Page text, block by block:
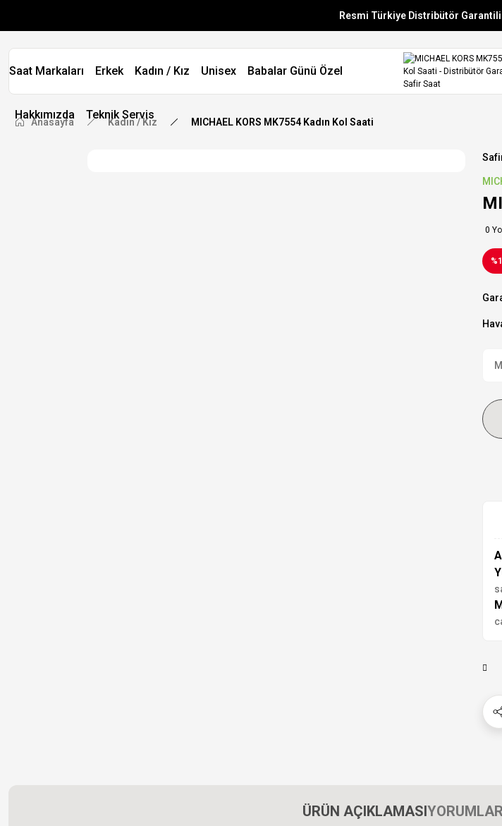
Resmi Türkiye Distribütör
Vade Farksız 6
Aynı Gün Stoktan
Saat Markaları Erkek Kadın / Kız Unisex Babalar Günü Özel
Hakkımızda Teknik Servis
Anasayfa Kadın / Kız MICHAEL KORS MK7554 Kadın Kol Saati
0
ÜRÜN AÇIKLAMASIYORUMLAR